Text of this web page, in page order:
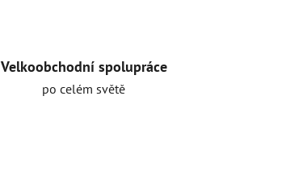
Velkoobchodní spolupráce
po celém světě